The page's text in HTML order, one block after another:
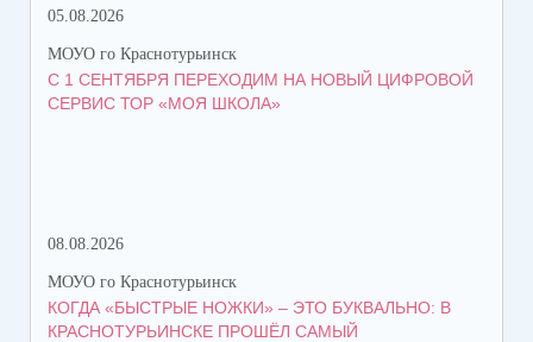
05.08.2026
МОУО го Краснотурьинск
С 1 СЕНТЯБРЯ ПЕРЕХОДИМ НА НОВЫЙ ЦИФРОВОЙ
СЕРВИС ТОР «МОЯ ШКОЛА»
08.08.2026
МОУО го Краснотурьинск
КОГДА «БЫСТРЫЕ НОЖКИ» – ЭТО БУКВАЛЬНО: В
КРАСНОТУРЬИНСКЕ ПРОШЁЛ САМЫЙ